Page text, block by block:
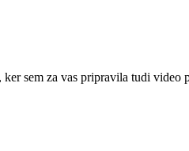
sem za vas pripravila tudi